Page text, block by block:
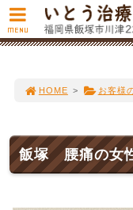
HOME > お客様
飯塚 腰痛の女
MENU